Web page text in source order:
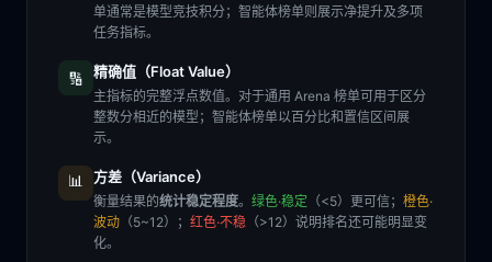
单通常是模型竞技积分；智能体榜单则展示净提升及多项
任务指标。
🔢 精确值（Float Value）
主指标的完整浮点数值。对于通用 Arena 榜单可用于区分
整数分相近的模型；智能体榜单以百分比和置信区间展
示。
📊 方差（Variance）
衡量结果的统计稳定程度。 绿色·稳定 （<5）更可信； 橙色·
波动 （5~12）； 红色·不稳 （>12）说明排名还可能明显变
化。